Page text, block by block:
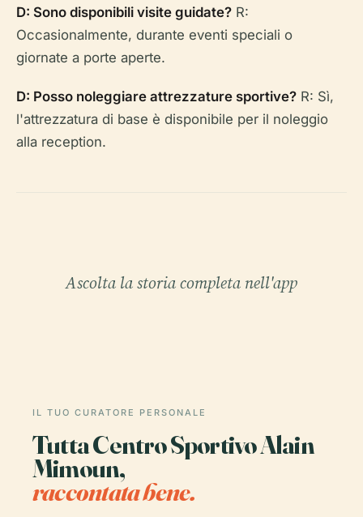
D: Sono disponibili visite guidate? R:
Occasionalmente, durante eventi speciali o
giornate a porte aperte.
D: Posso noleggiare attrezzature sportive? R: Sì,
l'attrezzatura di base è disponibile per il noleggio
alla reception.
Ascolta la storia completa nell'app
IL TUO CURATORE PERSONALE
Tutta Centro Sportivo Alain
Mimoun,
raccontata bene.